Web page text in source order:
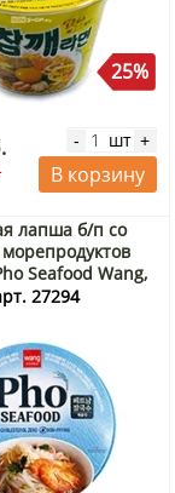
25%
- шт +
В корзину
лапша б/п со
Seafood Wang,
73 г
27294